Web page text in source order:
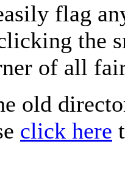
flag
the
of all
old
click here